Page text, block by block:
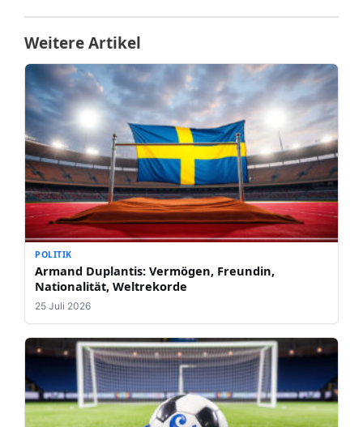
Weitere Artikel
POLITIK
Armand Duplantis: Vermögen, Freundin,
Nationalität, Weltrekorde
25 Juli 2026